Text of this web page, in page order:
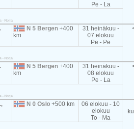
Pe - La
- Norja
N 5 Bergen+400
km
31 heinäkuu -
07 elokuu
Pe - Pe
- Norja
N 5 Bergen+400
km
31 heinäkuu -
08 elokuu
Pe - La
- Norja
N 0 Oslo+500 km
06 elokuu - 10
elokuu
To - Ma